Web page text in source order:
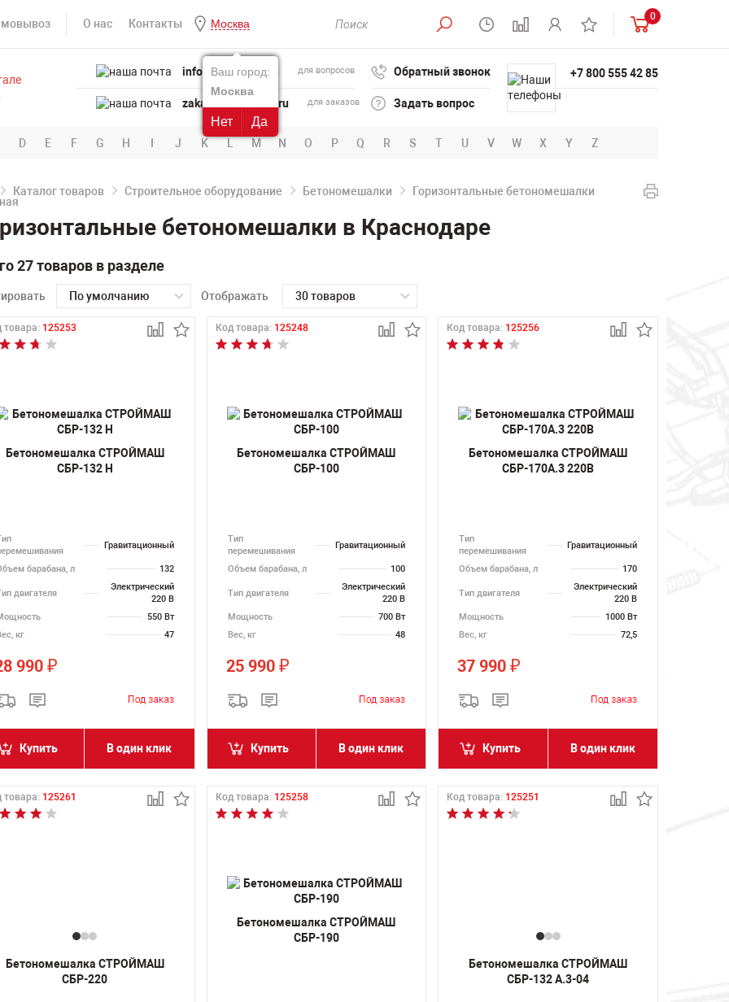
О нас Контакты Москва
Ваш город:
Москва
Нет Да
0
info@powertool.ru для вопросов
zakaz@powertool.ru для заказов
Обратный звонок
Задать вопрос
+7 800 555 42 85
D E F G H I J K L M N O P Q R S T U V W X Y Z
Каталог товаров Строительное оборудование Бетономешалки Горизонтальные бетономешалки
бетономешалки в Краснодаре
27 товаров в разделе
По умолчанию Отображать 30 товаров
товара: 125253
Бетономешалка СТРОЙМАШ
СБР-132 Н
Гравитационный
барабана, л 132
двигателя
Электрический
220 В
550 Вт
кг
47
990 ₽
Купить В один клик
Код товара: 125248
Бетономешалка СТРОЙМАШ
СБР-100
Тип
перемешивания
Гравитационный
Объем барабана, л 100
Тип двигателя
Электрический
220 В
Мощность
700 Вт
Вес, кг
48
25 990 ₽
Купить В один клик
Код товара: 125256
Бетономешалка СТРОЙМАШ
СБР-170А.3 220В
Тип
перемешивания
Гравитационный
Объем барабана, л 170
Тип двигателя
Электрический
220 В
Мощность
1000 Вт
Вес, кг
72,5
37 990₽
Купить В один клик
товара: 125261
Бетономешалка СТРОЙМАШ
СБР-220
Код товара: 125258
Бетономешалка СТРОЙМАШ
СБР-190
Код товара: 125251
Бетономешалка СТРОЙМАШ
СБР-132 А.3-04